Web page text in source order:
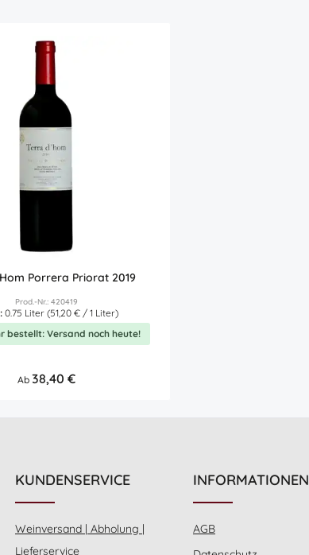
Porrera Priorat 2019
Prod.-Nr.: 420419
0.75 Liter (51,20 € / 1 Liter)
bestellt: Versand noch heute!
Regulärer Preis:
Ab 38,40 €
KUNDENSERVICE
Weinversand | Abholung |
Lieferservice
INFORMATIONEN
AGB